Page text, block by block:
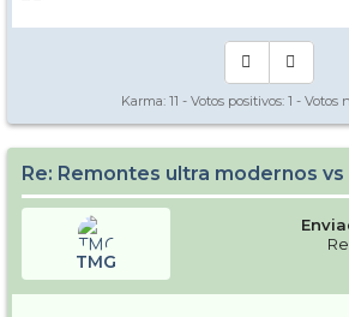
Karma: 11 - Votos positivos: 1 - Votos
Re: Remontes ultra modernos
TMG